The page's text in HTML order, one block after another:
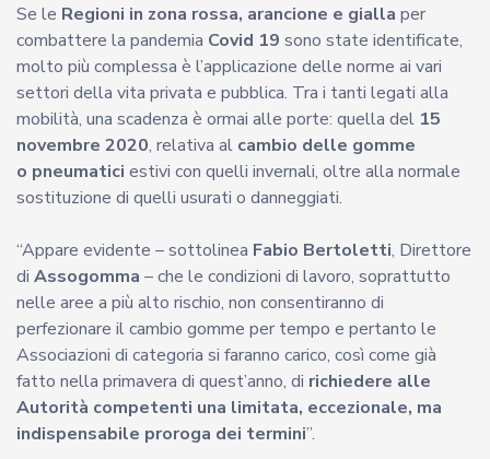
Se le Regioni in zona rossa, arancione e gialla per
combattere la pandemia Covid 19 sono state identificate,
molto più complessa è l’applicazione delle norme ai vari
settori della vita privata e pubblica. Tra i tanti legati alla
mobilità, una scadenza è ormai alle porte: quella del 15
novembre 2020, relativa al cambio delle gomme
o pneumatici estivi con quelli invernali, oltre alla normale
sostituzione di quelli usurati o danneggiati.
“Appare evidente – sottolinea Fabio Bertoletti, Direttore
di Assogomma – che le condizioni di lavoro, soprattutto
nelle aree a più alto rischio, non consentiranno di
perfezionare il cambio gomme per tempo e pertanto le
Associazioni di categoria si faranno carico, così come già
fatto nella primavera di quest’anno, di richiedere alle
Autorità competenti una limitata, eccezionale, ma
indispensabile proroga dei termini”.